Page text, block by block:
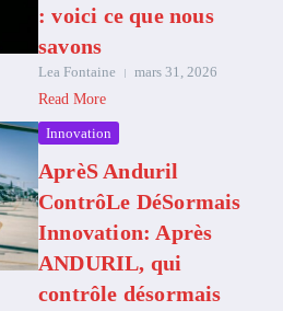
: voici ce que nous
savons
Lea Fontaine
mars 31, 2026
Read More
Innovation
AprèS Anduril
ContrôLe DéSormais
Innovation: Après
ANDURIL, qui
contrôle désormais